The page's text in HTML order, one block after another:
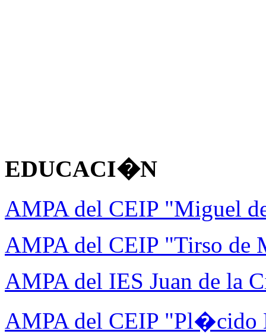
EDUCACI�N
AMPA del CEIP "Miguel
AMPA del CEIP "Tirso de
AMPA del IES Juan de la
AMPA del CEIP "Pl�cido